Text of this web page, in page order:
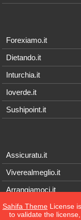
Forexiamo.it
Dietando.it
Inturchia.it
Ioverde.it
Sushipoint.it
Assicuratu.it
Viverealmeglio.it
Arrangiamoci.it
Tecnichef.it
Sahifa Theme License
to validate the